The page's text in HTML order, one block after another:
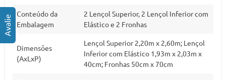
Conteúdo da
Embalagem
2 Lençol Superior, 2 Lençol Inferior com
Elástico e 2 Fronhas
Dimensões
(AxLxP)
Lençol Superior 2,20m x 2,60m; Lençol
Inferior com Elástico 1,93m x 2,03m x
40cm; Fronhas 50cm x 70cm